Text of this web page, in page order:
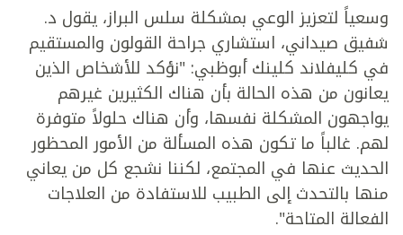
وسعياً لتعزيز الوعي بمشكلة سلس البراز، يقول د.
شفيق صيداني، استشاري جراحة القولون والمستقيم
في كليفلاند كلينك أبوظبي: "نؤكد للأشخاص الذين
يعانون من هذه الحالة بأن هناك الكثيرين غيرهم
يواجهون المشكلة نفسها، وأن هناك حلولاً متوفرة
لهم. غالباً ما تكون هذه المسألة من الأمور المحظور
الحديث عنها في المجتمع، لكننا نشجع كل من يعاني
منها بالتحدث إلى الطبيب للاستفادة من العلاجات
الفعالة المتاحة".